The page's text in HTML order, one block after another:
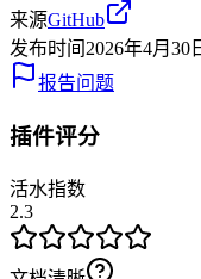
来源GitHub
发布时间 2026年4月30
报告问题
插件评分
活水指数
2.3